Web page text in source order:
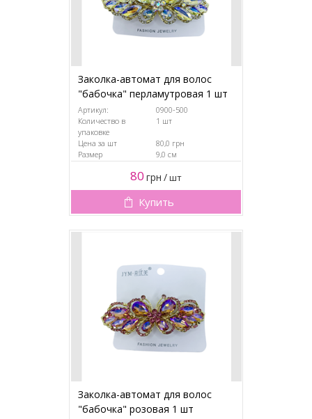
Заколка-автомат для волос
"бабочка" перламутровая 1 шт
Артикул:
0900-500
Количество в
упаковке
1 шт
Цена за шт
80,0 грн
Размер
9,0 см
80 грн /шт
Купить
Заколка-автомат для волос
"бабочка" розовая 1 шт